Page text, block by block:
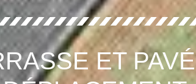
ET PAVÉ